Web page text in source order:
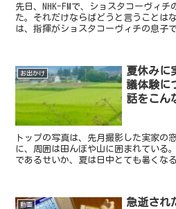
先日、NHK-FMで、ショスタコーヴィ
た。それだけならばどうと言うことは
は、指揮がショスタコーヴィチの息子
お出かけ
夏休みに
議体験に
話をこん
トップの写真は、先月撮影した実家の
に、周囲は田んぼや山に囲まれている
であるせいか、夏は日中とても暑くな
動画
急逝され